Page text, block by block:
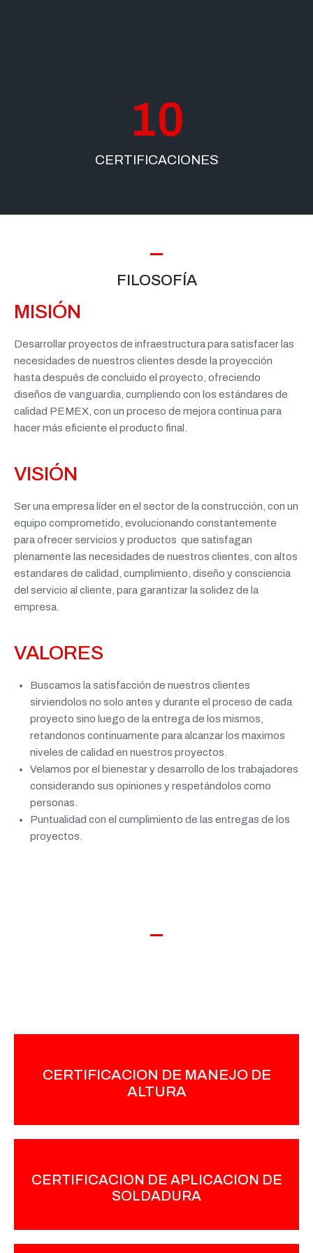
CERTIFICACIONES
10
FILOSOFÍA
MISIÓN
Desarrollar proyectos de infraestructura para satisfacer las
necesidades de nuestros clientes desde la proyección
hasta después de concluido el proyecto, ofreciendo
diseños de vanguardia, cumpliendo con los estándares de
calidad PEMEX, con un proceso de mejora continua para
hacer más eficiente el producto final.
VISIÓN
Ser una empresa líder en el sector de la construcción, con un
equipo comprometido, evolucionando constantemente
para ofrecer servicios y productos que satisfagan
plenamente las necesidades de nuestros clientes, con altos
estandares de calidad, cumplimiento, diseño y consciencia
del servicio al cliente, para garantizar la solidez de la
empresa.
VALORES
Buscamos la satisfacción de nuestros clientes
sirviendolos no solo antes y durante el proceso de cada
proyecto sino luego de la entrega de los mismos,
retandonos continuamente para alcanzar los maximos
niveles de calidad en nuestros proyectos.
Velamos por el bienestar y desarrollo de los trabajadores
considerando sus opiniones y respetándolos como
personas.
Puntualidad con el cumplimiento de las entregas de los
proyectos.
CERTIFICACION DE MANEJO DE
ALTURA
DEL TRABAJO Y PREVISION SOCIAL
SEPTIEMBRE 2004
CERTIFICACION DE APLICACION DE
SOLDADURA
DEL TRABAJO Y PREVISION SOCIAL
NOVIEMBRE 2017